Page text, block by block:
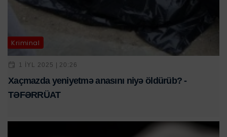
Kriminal
1 IYL 2025 | 20:26
Xaçmazda yeniyetmə anasını niyə öldürüb? -
TƏFƏRRÜAT